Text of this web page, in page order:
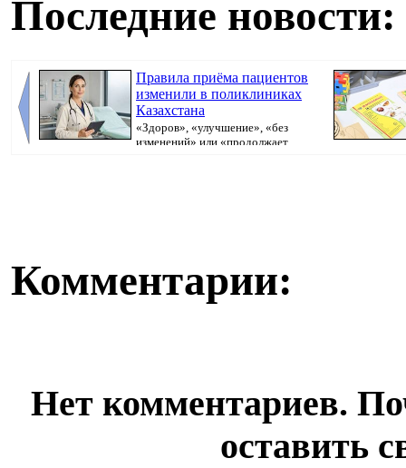
Последние новости:
Правила приёма пациентов
изменили в поликлиниках
Казахстана
«Здоров», «улучшение», «без
изменений» или «продолжает
Комментарии:
Нет комментариев.
оставить